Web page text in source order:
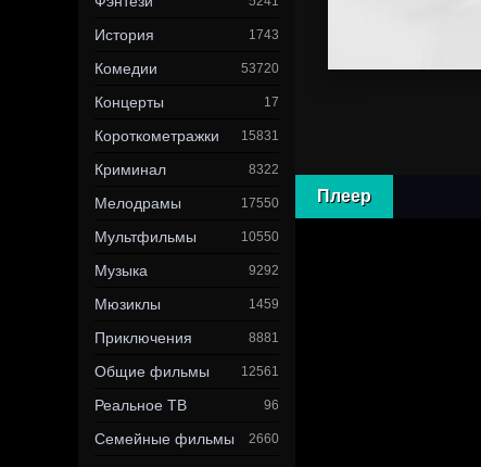
История 1743
Комедии 53720
Концерты 17
Короткометражки 15831
Криминал 8322
Мелодрамы 17550
Мультфильмы 10550
Музыка 9292
Мюзиклы 1459
Приключения 8881
Общие фильмы 12561
Реальное ТВ 96
Семейные фильмы 2660
Плеер